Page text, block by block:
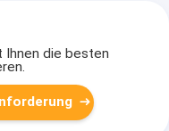
Ihnen die besten